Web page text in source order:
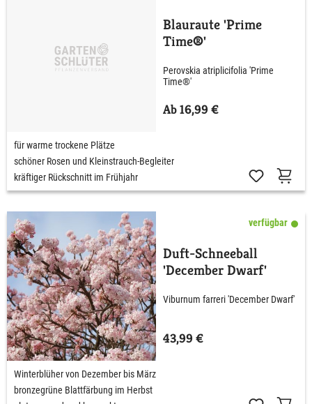
Blauraute 'Prime
Time®'
Perovskia atriplicifolia 'Prime
Time®'
Ab 16,99 €
für warme trockene Plätze
schöner Rosen und Kleinstrauch-Begleiter
kräftiger Rückschnitt im Frühjahr
verfügbar
Duft-Schneeball
'December Dwarf'
Viburnum farreri 'December Dwarf'
43,99 €
Winterblüher von Dezember bis März
bronzegrüne Blattfärbung im Herbst